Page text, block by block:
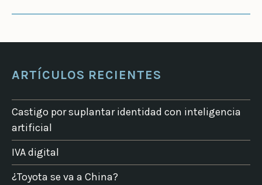
ARTÍCULOS RECIENTES
Castigo por suplantar identidad con inteligencia
artificial
IVA digital
¿Toyota se va a China?